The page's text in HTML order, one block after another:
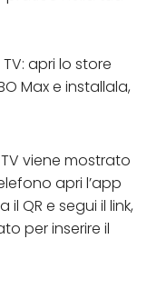
apri lo store
Max e installala,
viene mostrato
apri l’app
QR e segui il link,
per inserire il